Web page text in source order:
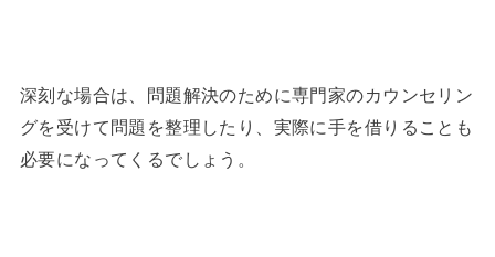
深刻な場合は、問題解決のために専門家のカウンセリン
グを受けて問題を整理したり、実際に手を借りることも
必要になってくるでしょう。